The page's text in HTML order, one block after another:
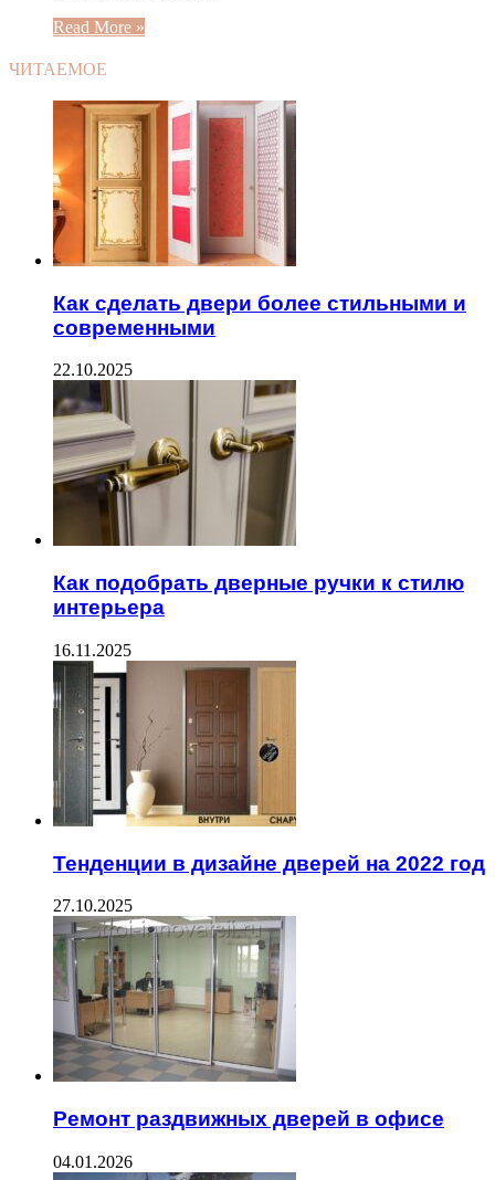
Read More »
ЧИТАЕМОЕ
Как сделать двери более стильными и
современными
22.10.2025
Как подобрать дверные ручки к стилю
интерьера
16.11.2025
Тенденции в дизайне дверей на 2022 год
27.10.2025
Ремонт раздвижных дверей в офисе
04.01.2026